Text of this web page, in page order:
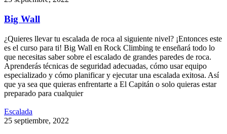
Big Wall
¿Quieres llevar tu escalada de roca al siguiente nivel? ¡Entonces este
es el curso para ti! Big Wall en Rock Climbing te enseñará todo lo
que necesitas saber sobre el escalado de grandes paredes de roca.
Aprenderás técnicas de seguridad adecuadas, cómo usar equipo
especializado y cómo planificar y ejecutar una escalada exitosa. Así
que ya sea que quieras enfrentarte a El Capitán o solo quieras estar
preparado para cualquier
Escalada
25 septiembre, 2022